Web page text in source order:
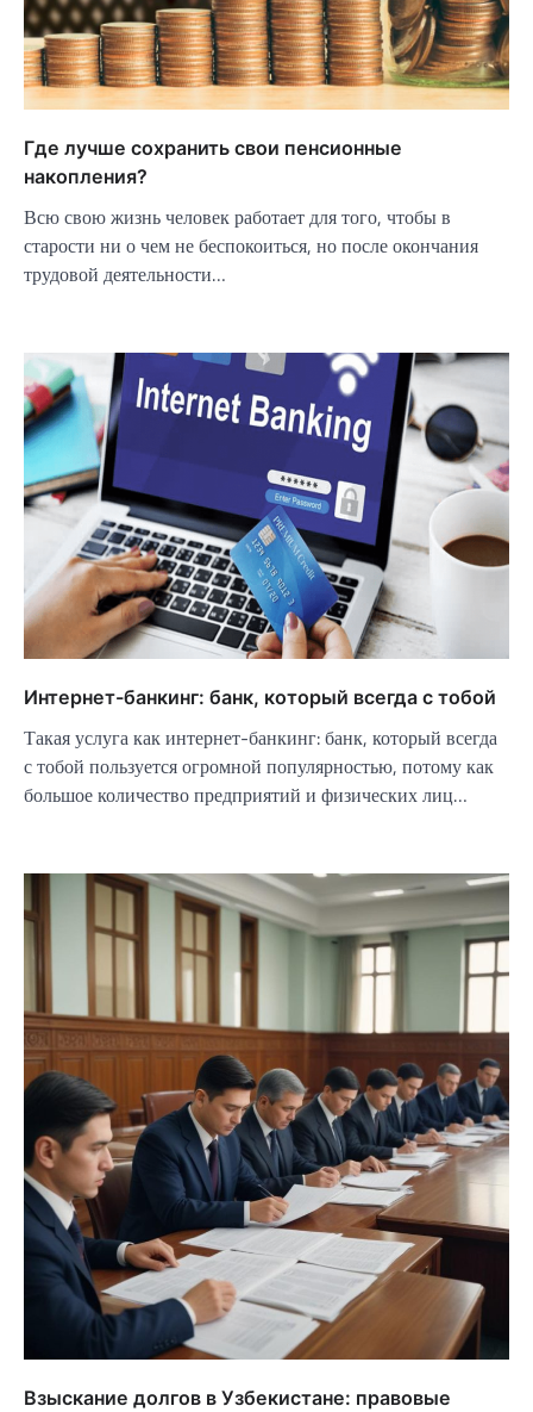
Где лучше сохранить свои пенсионные
накопления?
Всю свою жизнь человек работает для того, чтобы в
старости ни о чем не беспокоиться, но после окончания
трудовой деятельности…
Интернет-банкинг: банк, который всегда с тобой
Такая услуга как интернет-банкинг: банк, который всегда
с тобой пользуется огромной популярностью, потому как
большое количество предприятий и физических лиц…
Взыскание долгов в Узбекистане: правовые